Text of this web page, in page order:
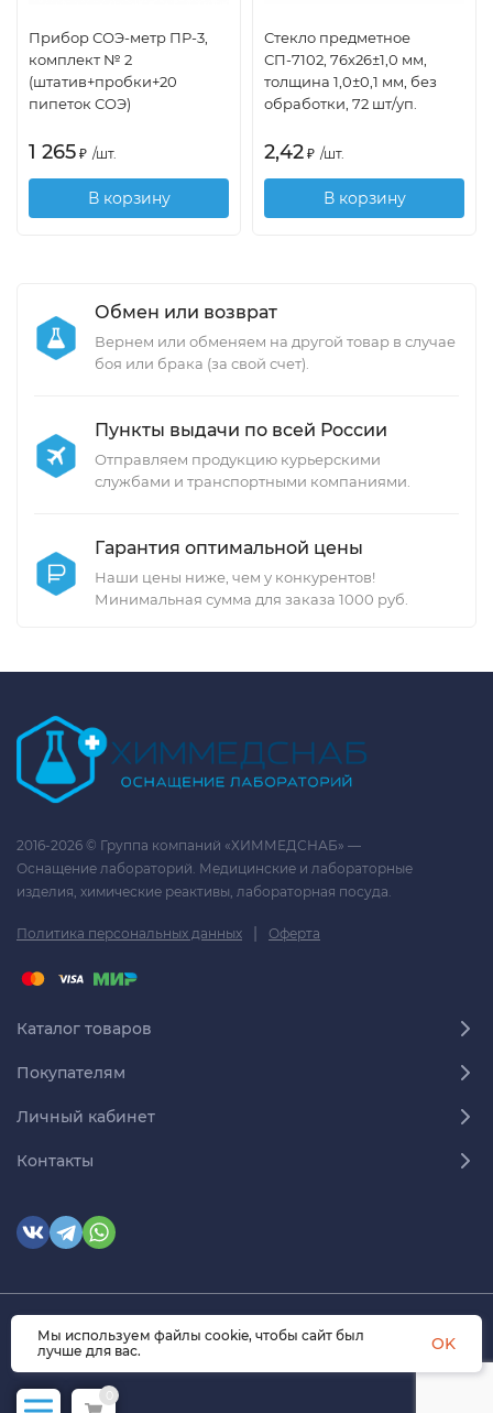
Прибор СОЭ-метр ПР-3,
комплект № 2
(штатив+пробки+20
пипеток СОЭ)
1 265 ₽ /шт.
В корзину
Стекло предметное
СП-7102, 76х26±1,0 мм,
толщина 1,0±0,1 мм, без
обработки, 72 шт/уп.
2,42 ₽ /шт.
В корзину
Обмен или возврат
Вернем или обменяем на другой товар в случае
боя или брака (за свой счет).
Пункты выдачи по всей России
Отправляем продукцию курьерскими
службами и транспортными компаниями.
Гарантия оптимальной цены
Наши цены ниже, чем у конкурентов!
Минимальная сумма для заказа 1000 руб.
2016-2026 © Группа компаний «ХИММЕДСНАБ» —
Оснащение лабораторий. Медицинские и лабораторные
изделия, химические реактивы, лабораторная посуда.
Политика персональных данных | Оферта
Каталог товаров
Покупателям
Личный кабинет
Контакты
© 2026 himmedsnab.ru. Все права защищены
Мы используем файлы cookie, чтобы сайт был
лучше для вас.
OK